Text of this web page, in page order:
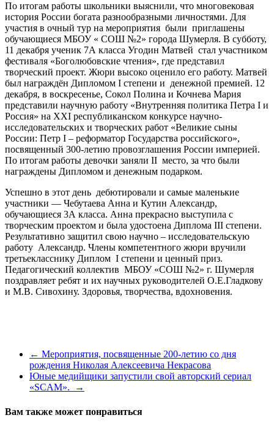
По итогам работы школьники выяснили, что многовековая
история России богата разнообразными личностями. Для
участия в очный тур на мероприятия были приглашены
обучающиеся МБОУ « СОШ №2» города Шумерля. В субботу,
11 декабря ученик 7А класса Угодин Матвей стал участником
фестиваля «Боголюбовские чтения», где представил
творческий проект. Жюри высоко оценило его работу. Матвей
был награждён Дипломом I степени и денежной премией. 12
декабря, в воскресенье, Сокол Полина и Кочнева Мария
представили научную работу «Внутренняя политика Петра I и
Россия» на XXI республиканском конкурсе научно-
исследовательских и творческих работ «Великие сыны
России: Петр I – реформатор Государства российского»,
посвященный 300-летию провозглашения России империей.
По итогам работы девочки заняли II место, за что были
награждены Дипломом и денежным подарком.
Успешно в этот день дебютировали и самые маленькие
участники — Чебутаева Анна и Кутин Александр,
обучающиеся 3А класса. Анна прекрасно выступила с
творческим проектом и была удостоена Диплома III степени.
Результативно защитил свою научно – исследовательскую
работу Александр. Члены компетентного жюри вручили
третьекласснику Диплом I степени и ценный приз.
Педагогический коллектив МБОУ «СОШ №2» г. Шумерля
поздравляет ребят и их научных руководителей О.Е.Гладкову
и М.В. Сивохину. Здоровья, творчества, вдохновения.
← Мероприятия, посвященные 200-летию со дня
рождения Николая Алексеевича Некрасова
Юные медийщики запустили свой авторский сериал
«SCAM».
→
Вам также может понравиться